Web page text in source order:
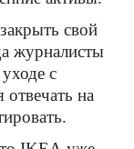
свой
журналисты
с
на